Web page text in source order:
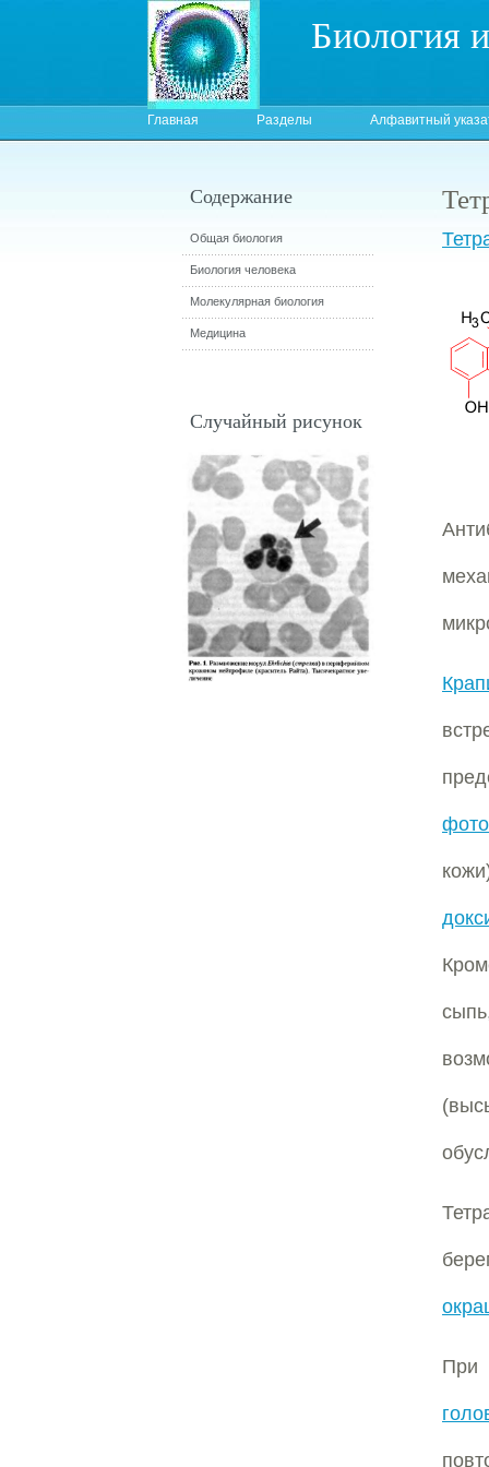
Биология
Главная Разделы Алфавитный
При
Содержание
Общая биология
Биология человека
Молекулярная биология
Медицина
Случайный рисунок